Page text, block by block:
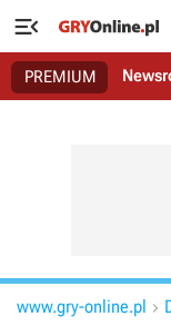

PREMIUM
www.gry-online.pl 